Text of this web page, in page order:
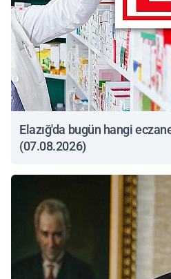
Elazığ'da bugün hangi
(07.08.2026)